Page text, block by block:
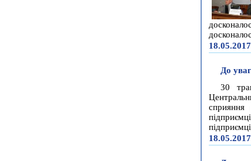
18.05.2017
До
30
сприяння
18.05.2017